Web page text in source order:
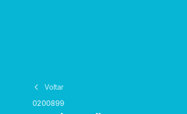
Voltar
0200899